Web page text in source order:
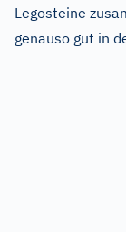
Legosteine
genauso gut in